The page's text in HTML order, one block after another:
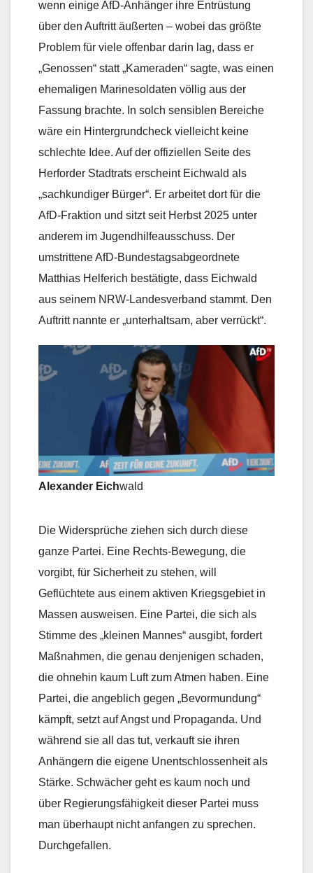
wenn einige AfD-Anhänger ihre Entrüstung
über den Auftritt äußerten – wobei das größte
Problem für viele offenbar darin lag, dass er
„Genossen“ statt „Kameraden“ sagte, was einen
ehemaligen Marinesoldaten völlig aus der
Fassung brachte. In solch sensiblen Bereiche
wäre ein Hintergrundcheck vielleicht keine
schlechte Idee. Auf der offiziellen Seite des
Herforder Stadtrats erscheint Eichwald als
„sachkundiger Bürger“. Er arbeitet dort für die
AfD-Fraktion und sitzt seit Herbst 2025 unter
anderem im Jugendhilfeausschuss. Der
umstrittene AfD-Bundestagsabgeordnete
Matthias Helferich bestätigte, dass Eichwald
aus seinem NRW-Landesverband stammt. Den
Auftritt nannte er „unterhaltsam, aber verrückt“.
Alexander Eichwald
Die Widersprüche ziehen sich durch diese
ganze Partei. Eine Rechts-Bewegung, die
vorgibt, für Sicherheit zu stehen, will
Geflüchtete aus einem aktiven Kriegsgebiet in
Massen ausweisen. Eine Partei, die sich als
Stimme des „kleinen Mannes“ ausgibt, fordert
Maßnahmen, die genau denjenigen schaden,
die ohnehin kaum Luft zum Atmen haben. Eine
Partei, die angeblich gegen „Bevormundung“
kämpft, setzt auf Angst und Propaganda. Und
während sie all das tut, verkauft sie ihren
Anhängern die eigene Unentschlossenheit als
Stärke. Schwächer geht es kaum noch und
über Regierungsfähigkeit dieser Partei muss
man überhaupt nicht anfangen zu sprechen.
Durchgefallen.